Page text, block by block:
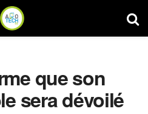
que son
sera dévoilé